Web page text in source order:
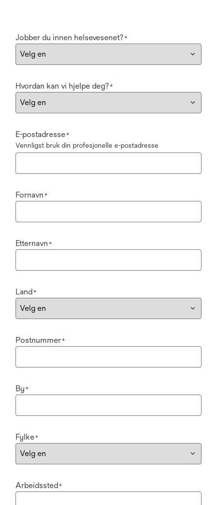
Jobber du innen helsevesenet? *
Hvordan kan vi hjelpe deg? *
E-postadresse*
Vennligst bruk din profesjonelle e-postadresse
Fornavn *
Etternavn *
Land *
Postnummer*
By *
Fylke*
Arbeidssted *